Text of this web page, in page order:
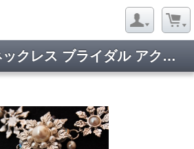
ホーリーリースネックレス ブライダル アクセサリー/NI11863